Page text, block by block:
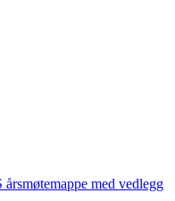
årsmøtemappe med vedlegg